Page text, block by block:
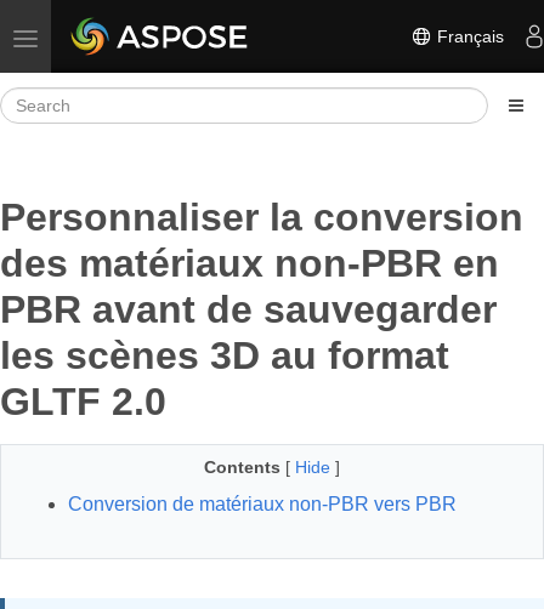
Toggle navigation Français
Personnaliser la conversion
des matériaux non-PBR en
PBR avant de sauvegarder
les scènes 3D au format
GLTF 2.0
Contents [ Hide ]
Conversion de matériaux non-PBR vers PBR